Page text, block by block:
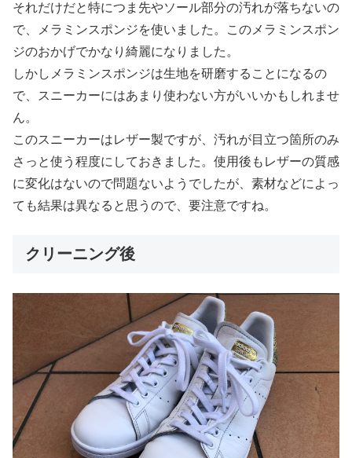
それだけだと特につま先やソール部分の汚れが落ちないの
で、メラミンスポンジを使いました。このメラミンスポン
ジのおかげでかなり綺麗になりました。
しかしメラミンスポンジは生地を研磨することになるの
で、スニーカーにはあまり使わない方がいいかもしれませ
ん。
このスニーカーはレザー製ですが、汚れが目立つ箇所のみ
さっと使う程度にしておきました。使用後もレザーの質感
に変化はないので問題ないようでしたが、素材などによっ
ても結果は異なると思うので、要注意ですね。
クリーニング後